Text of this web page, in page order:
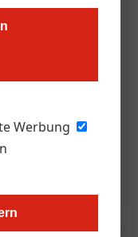
Werbung
Projekt von Hubert
der neuen
Bar „Marie“ über